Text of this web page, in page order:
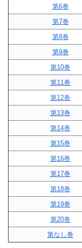
第6巻
第7巻
第8巻
第9巻
第10巻
第11巻
第12巻
第13巻
第14巻
第15巻
第16巻
第17巻
第18巻
第19巻
第20巻
第なし巻